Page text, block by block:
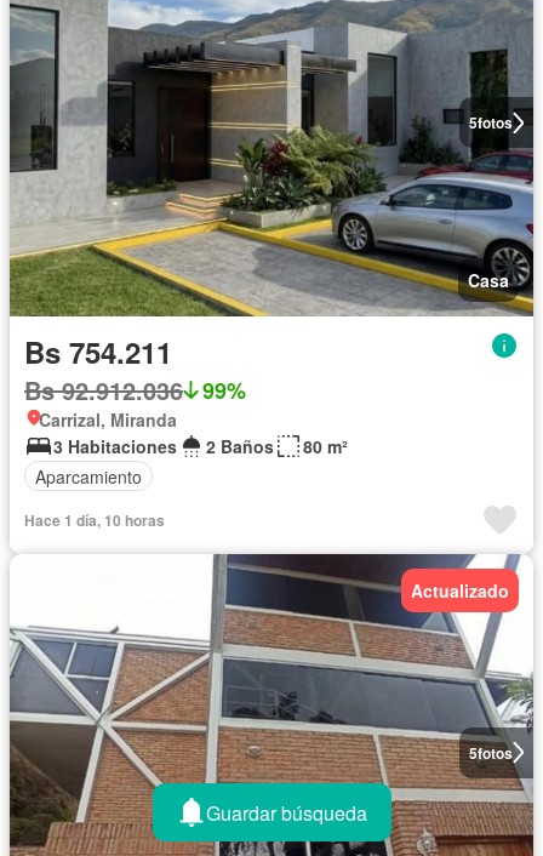
5fotos
Casa
Bs 754.211
Bs 92.912.036 99%
Carrizal, Miranda
3 Habitaciones
2 Baños
80 m²
Aparcamiento
Hace 1 día, 10 horas
5fotos
Actualizado
Guardar búsqueda